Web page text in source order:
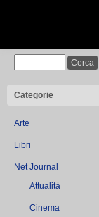
Categorie
Arte
Libri
Net Journal
Attualità
Cinema